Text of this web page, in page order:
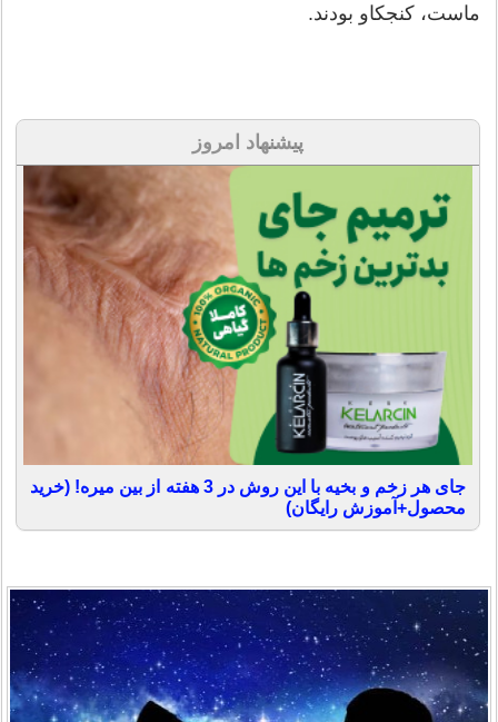
ماست، کنجکاو بودند.
پیشنهاد امروز
جای هر زخم و بخیه با این روش در 3 هفته از بین میره! (خرید
محصول+آموزش رایگان)